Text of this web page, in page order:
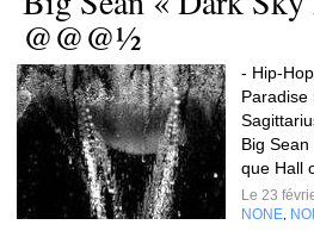
@@@½
- Hip-
Big
que Hall
Le 23
NONE